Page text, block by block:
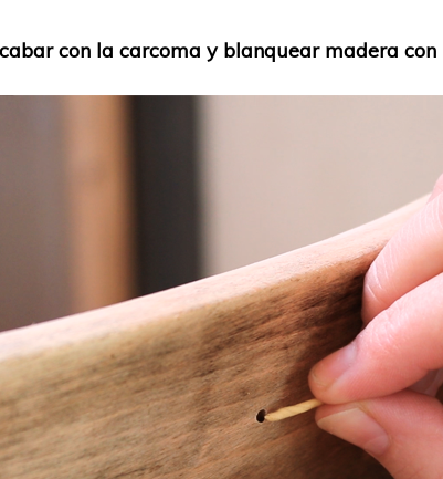
con la carcoma y blanquear madera